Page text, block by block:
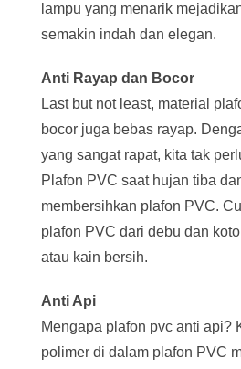
lampu yang menarik
semakin indah dan elegan.
Anti Rayap dan Bocor
Last but not least, material
bocor juga bebas rayap.
yang sangat rapat, kita tak
Plafon PVC saat hujan tiba
membersihkan plafon PVC.
plafon PVC dari debu dan
atau kain bersih.
Anti Api
Mengapa plafon pvc anti api?
polimer di dalam plafon PVC